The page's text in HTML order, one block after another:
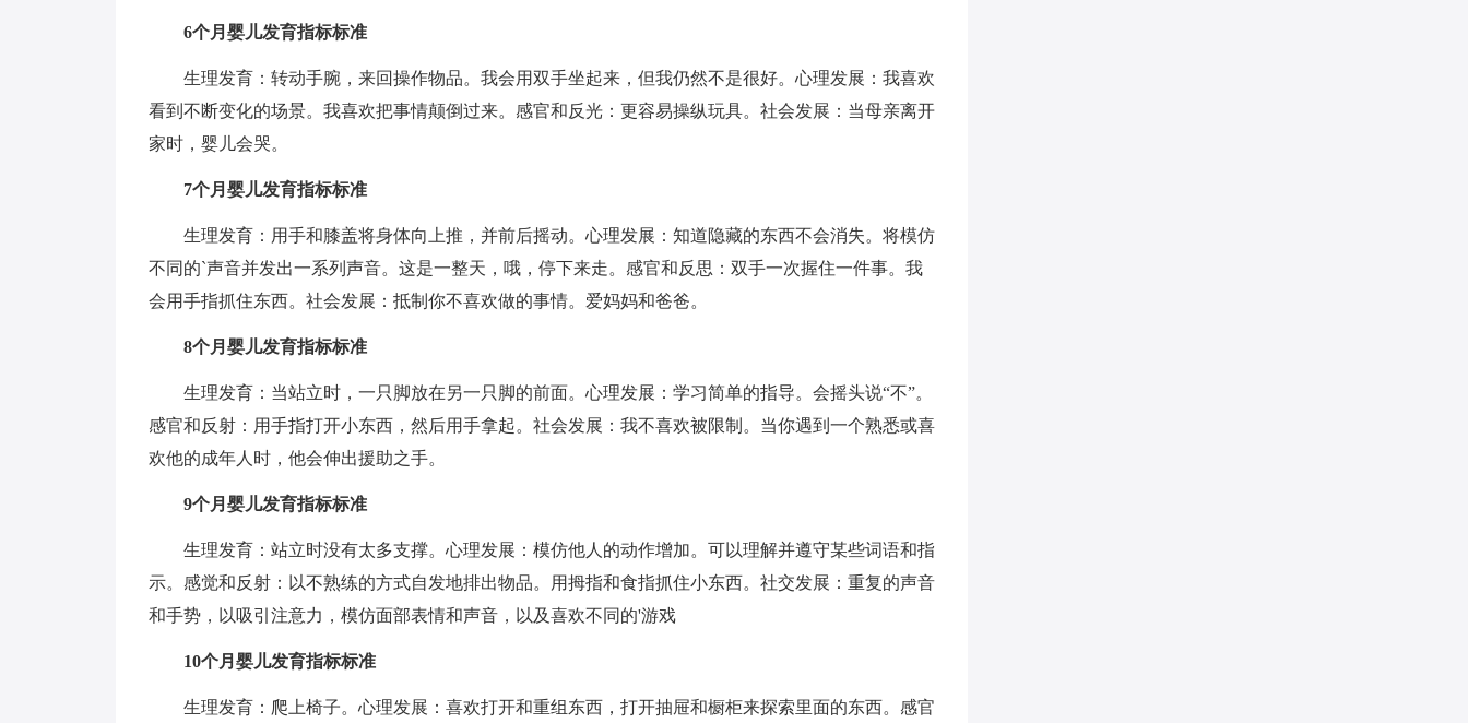
6个月婴儿发育指标标准
生理发育：转动手腕，来回操作物品。我会用双手坐起来，但我仍然不是很好。心理发展：我喜欢
看到不断变化的场景。我喜欢把事情颠倒过来。感官和反光：更容易操纵玩具。社会发展：当母亲离开
家时，婴儿会哭。
7个月婴儿发育指标标准
生理发育：用手和膝盖将身体向上推，并前后摇动。心理发展：知道隐藏的东西不会消失。将模仿
不同的`声音并发出一系列声音。这是一整天，哦，停下来走。感官和反思：双手一次握住一件事。我
会用手指抓住东西。社会发展：抵制你不喜欢做的事情。爱妈妈和爸爸。
8个月婴儿发育指标标准
生理发育：当站立时，一只脚放在另一只脚的前面。心理发展：学习简单的指导。会摇头说“不”。
感官和反射：用手指打开小东西，然后用手拿起。社会发展：我不喜欢被限制。当你遇到一个熟悉或喜
欢他的成年人时，他会伸出援助之手。
9个月婴儿发育指标标准
生理发育：站立时没有太多支撑。心理发展：模仿他人的动作增加。可以理解并遵守某些词语和指
示。感觉和反射：以不熟练的方式自发地排出物品。用拇指和食指抓住小东西。社交发展：重复的声音
和手势，以吸引注意力，模仿面部表情和声音，以及喜欢不同的'游戏
10个月婴儿发育指标标准
生理发育：爬上椅子。心理发展：喜欢打开和重组东西，打开抽屉和橱柜来探索里面的东西。感官